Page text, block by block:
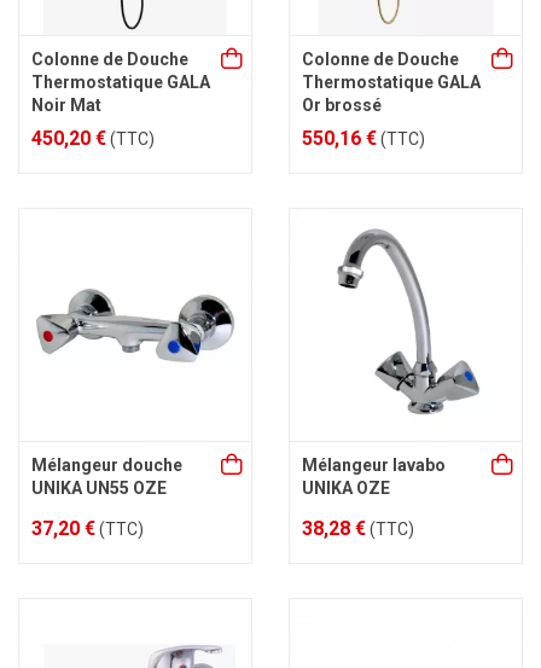
Colonne de Douche
Thermostatique GALA
Noir Mat
450,20 €(TTC)
Colonne de Douche
Thermostatique GALA
Or brossé
550,16 €(TTC)
Mélangeur douche
UNIKA UN55 OZE
37,20 €(TTC)
Mélangeur lavabo
UNIKA OZE
38,28 €(TTC)